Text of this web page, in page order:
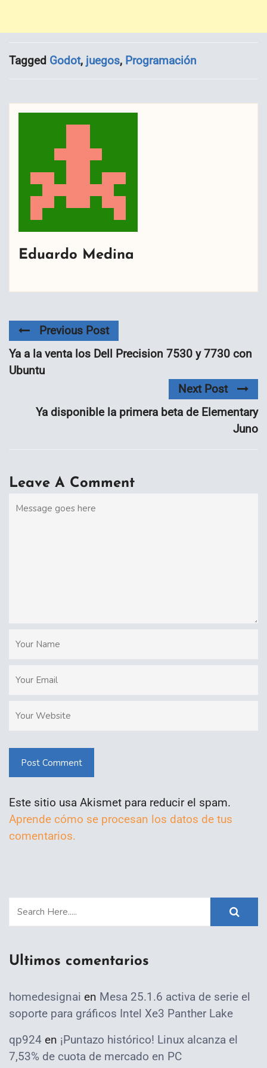
Tagged Godot, juegos, Programación
Eduardo Medina
Previous Post
Ya a la venta los Dell Precision 7530 y 7730 con
Ubuntu
Next Post
Ya disponible la primera beta de Elementary
Juno
Leave A Comment
Post Comment
Este sitio usa Akismet para reducir el spam.
Aprende cómo se procesan los datos de tus
comentarios.
Ultimos comentarios
homedesignai en Mesa 25.1.6 activa de serie el
soporte para gráficos Intel Xe3 Panther Lake
qp924 en ¡Puntazo histórico! Linux alcanza el
7,53% de cuota de mercado en PC